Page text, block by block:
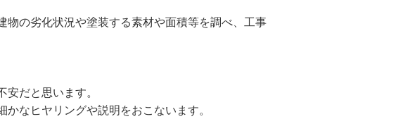
物の劣化状況や塗装する素材や面積等を調べ、工事
だと思います。
なヒヤリングや説明をおこないます。